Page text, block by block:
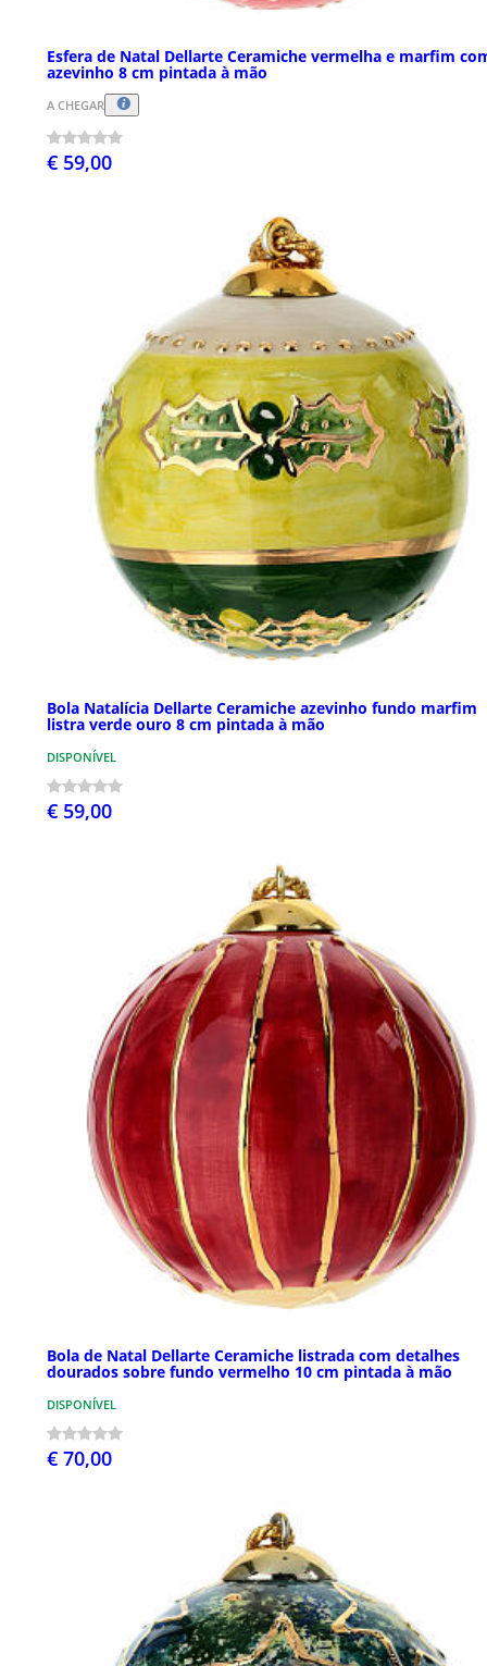
Esfera de Natal Dellarte Ceramiche vermelha e marfim
azevinho 8 cm pintada à mão
A CHEGAR
€ 59,00
Bola Natalícia Dellarte Ceramiche azevinho fundo marfim
listra verde ouro 8 cm pintada à mão
DISPONÍVEL
€ 59,00
Bola de Natal Dellarte Ceramiche listrada com detalhes
dourados sobre fundo vermelho 10 cm pintada à mão
DISPONÍVEL
€ 70,00